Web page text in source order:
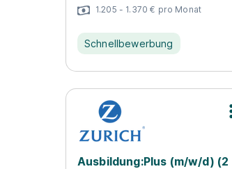
1.205 - 1.370 € pro Monat
Schnellbewerbung
Ausbildung:Plus (m/w/d) (2